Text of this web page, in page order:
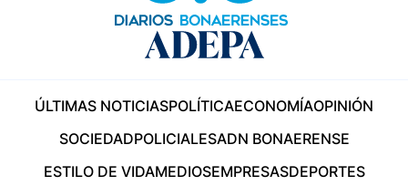
ÚLTIMAS NOTICIASPOLÍTICAECONOMÍAOPINIÓN
SOCIEDADPOLICIALESADN BONAERENSE
ESTILO DE VIDAMEDIOSEMPRESASDEPORTES